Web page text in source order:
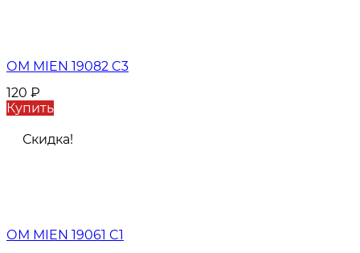
ОМ MIEN 19082 C3
120 ₽
Купить
Скидка!
ОМ MIEN 19061 C1